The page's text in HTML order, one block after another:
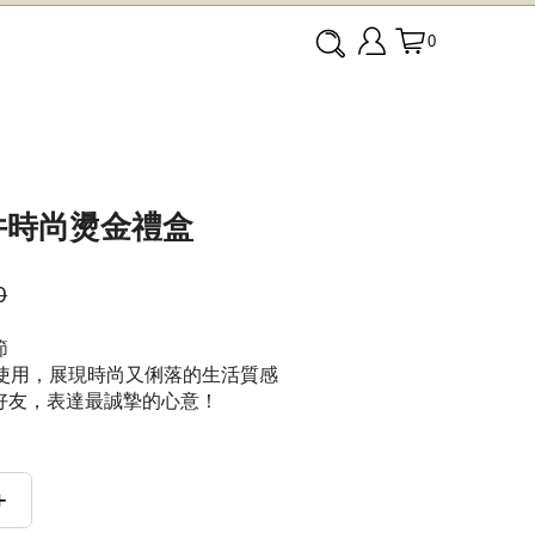
0
尚燙金禮盒
用，展現時尚又俐落的生活質感
，表達最誠摯的心意！